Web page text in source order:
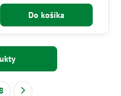
Do košíka